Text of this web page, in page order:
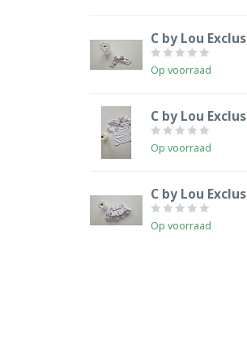
C by Lou
Op voorraad
C by Lou
Op voorraad
C by Lou
Op voorraad